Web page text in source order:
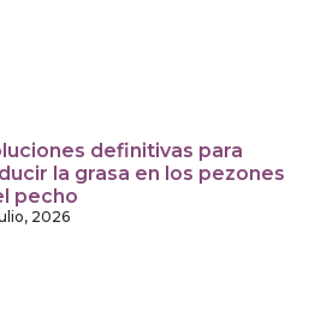
definitivas para
la grasa en los pezones
pecho
2026